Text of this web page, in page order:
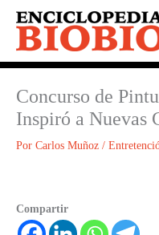
contenido
Concurso de
Inspiró a Nuevas
Por Carlos Muñoz /
Compartir